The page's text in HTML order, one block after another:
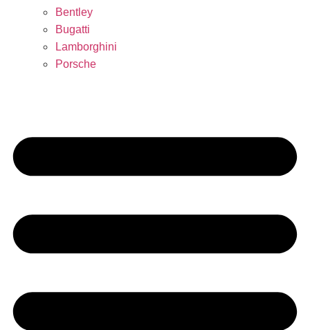
Bentley
Bugatti
Lamborghini
Porsche